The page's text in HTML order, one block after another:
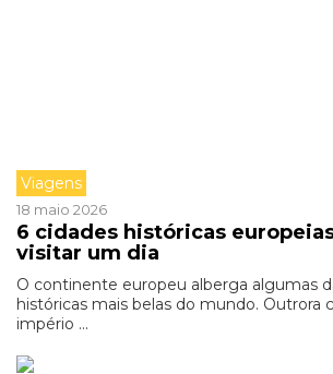
Viagens
18 maio 2026
6 cidades históricas
visitar um dia
O continente europeu alberga algumas
históricas mais belas do mundo. Outrora
império ...